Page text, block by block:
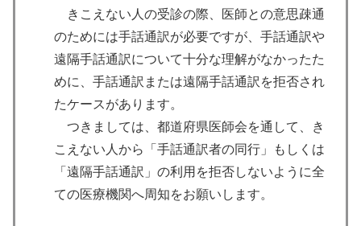
きこえない人の受診の際、医師との意思疎通
のためには手話通訳が必要ですが、手話通訳や
遠隔手話通訳について十分な理解がなかったた
めに、手話通訳または遠隔手話通訳を拒否され
たケースがあります。
つきましては、都道府県医師会を通して、き
こえない人から「手話通訳者の同行」もしくは
「遠隔手話通訳」の利用を拒否しないように全
ての医療機関へ周知をお願いします。